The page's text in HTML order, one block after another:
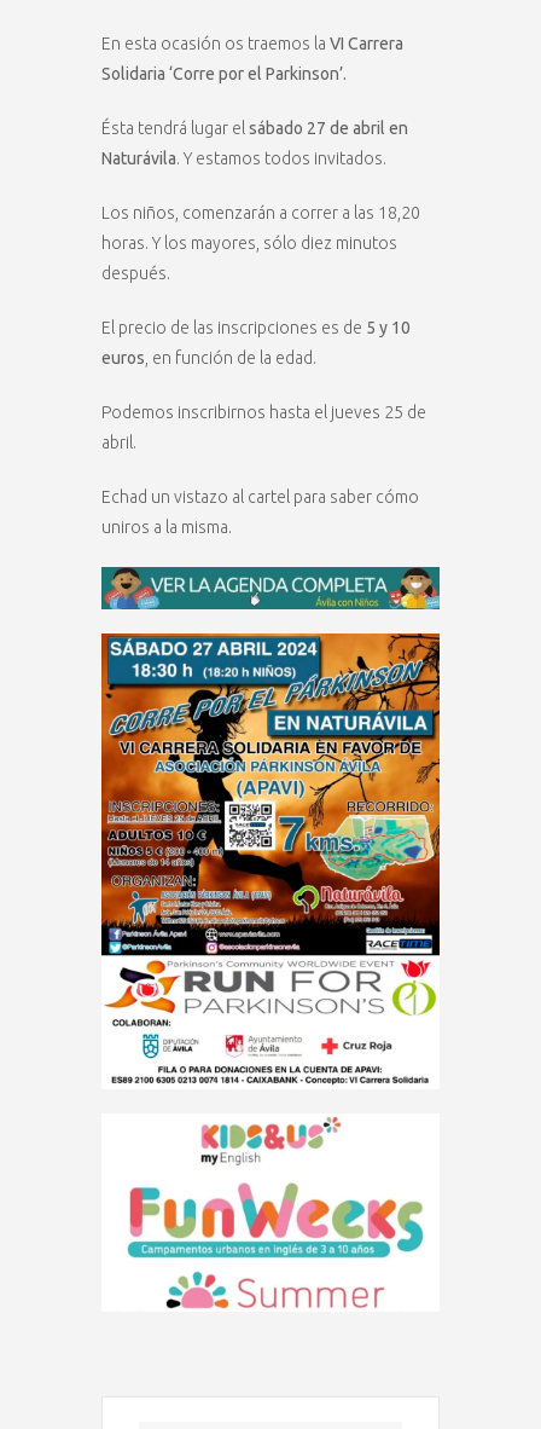
En esta ocasión os traemos la VI Carrera
Solidaria ‘Corre por el Parkinson’.
Ésta tendrá lugar el sábado 27 de abril en
Naturávila. Y estamos todos invitados.
Los niños, comenzarán a correr a las 18,20
horas. Y los mayores, sólo diez minutos
después.
El precio de las inscripciones es de 5 y 10
euros , en función de la edad.
Podemos inscribirnos hasta el jueves 25 de
abril.
Echad un vistazo al cartel para saber cómo
uniros a la misma.